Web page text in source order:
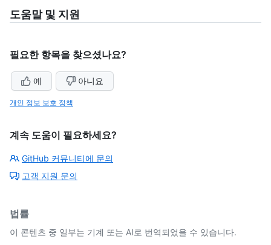
도움말 및 지원
필요한 항목을 찾으셨나요?
예 아니요
개인 정보 보호 정책
계속 도움이 필요하세요?
GitHub 커뮤니티에 문의
고객 지원 문의
법률
이 콘텐츠 중 일부는 기계 또는 AI로 번역되었을 수 있습니다.